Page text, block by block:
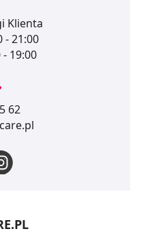
które nie są niezbędne
się to jednak wiązało
funkcjonalności
Klienta
- 21:00
- 19:00
62